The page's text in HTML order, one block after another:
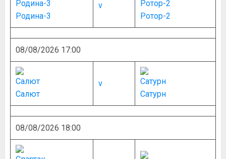
Родина-3
v
Ротор-2
08/08/2026 17:00
Салют
v
Сатурн
08/08/2026 18:00